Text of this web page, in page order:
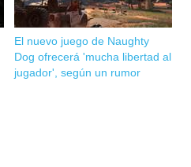
El nuevo juego de Naughty
Dog ofrecerá 'mucha libertad al
jugador', según un rumor